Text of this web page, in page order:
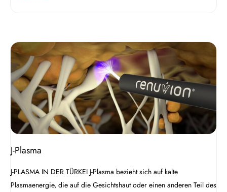
J-Plasma
J-PLASMA IN DER TÜRKEI J-Plasma bezieht sich auf kalte
Plasmaenergie, die auf die Gesichtshaut oder einen anderen Teil des
J-
Plasma